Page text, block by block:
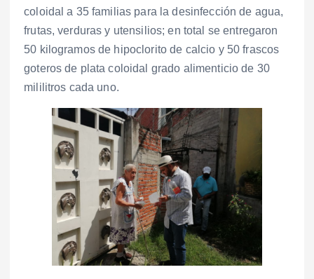
coloidal a 35 familias para la desinfección de agua,
frutas, verduras y utensilios; en total se entregaron
50 kilogramos de hipoclorito de calcio y 50 frascos
goteros de plata coloidal grado alimenticio de 30
mililitros cada uno.